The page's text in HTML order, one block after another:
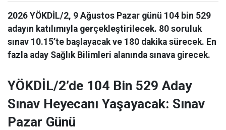
2026 YÖKDİL/2, 9 Ağustos Pazar günü 104 bin 529
adayın katılımıyla gerçekleştirilecek. 80 soruluk
sınav 10.15’te başlayacak ve 180 dakika sürecek. En
fazla aday Sağlık Bilimleri alanında sınava girecek.
YÖKDİL/2’de 104 Bin 529 Aday
Sınav Heyecanı Yaşayacak: Sınav
Pazar Günü